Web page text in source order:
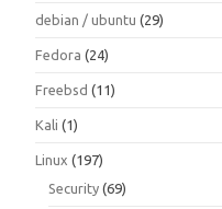
debian / ubuntu (29)
Fedora (24)
Freebsd (11)
Kali (1)
Linux (197)
Security (69)